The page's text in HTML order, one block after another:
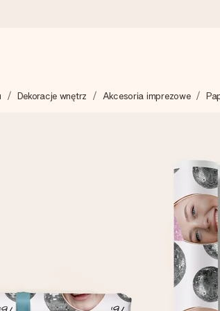
troską i wysyłamy go w mgnieniu oka –
Klienci oceniają nas na 4,7 w Google
w zaledwie kilku krokach – z jej imieniem,
Dekoracje wnętrz Akcesoria imprezowe